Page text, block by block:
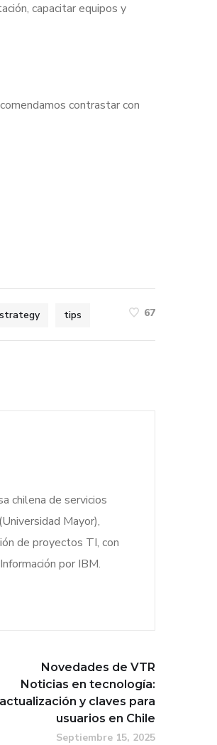
capacitar equipos y
contrastar con
strategy tips 67
chilena de servicios
Mayor),
de proyectos TI, con
por IBM.
Novedades de VTR
Noticias en tecnología:
actualización y claves para
usuarios en Chile
Septiembre 15, 2025